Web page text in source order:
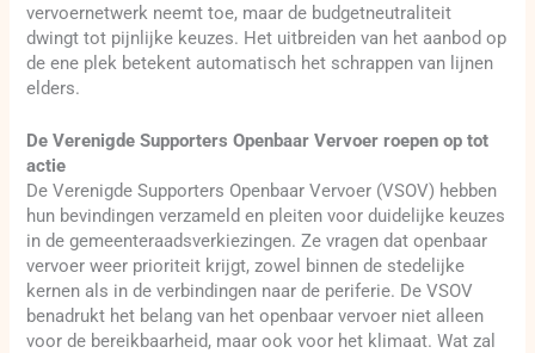
vervoernetwerk neemt toe, maar de budgetneutraliteit
dwingt tot pijnlijke keuzes. Het uitbreiden van het aanbod op
de ene plek betekent automatisch het schrappen van lijnen
elders.
De Verenigde Supporters Openbaar Vervoer roepen op tot
actie
De Verenigde Supporters Openbaar Vervoer (VSOV) hebben
hun bevindingen verzameld en pleiten voor duidelijke keuzes
in de gemeenteraadsverkiezingen. Ze vragen dat openbaar
vervoer weer prioriteit krijgt, zowel binnen de stedelijke
kernen als in de verbindingen naar de periferie. De VSOV
benadrukt het belang van het openbaar vervoer niet alleen
voor de bereikbaarheid, maar ook voor het klimaat. Wat zal